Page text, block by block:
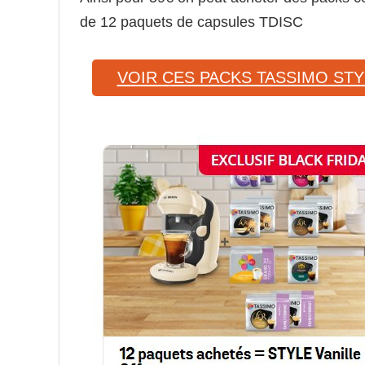
de 12 paquets de capsules TDISC
VOIR CES PACKS TASSIMO